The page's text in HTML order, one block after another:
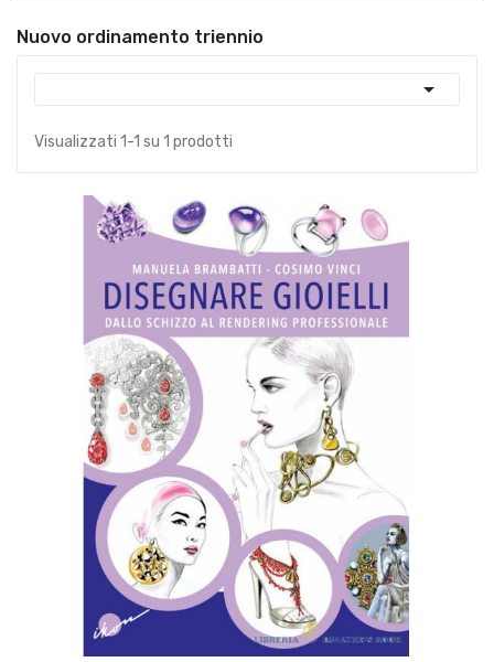
Nuovo ordinamento triennio

Visualizzati 1-1 su 1 prodotti
ACQUISTA